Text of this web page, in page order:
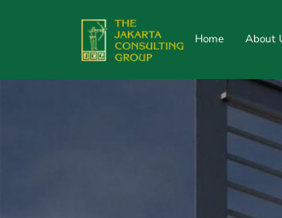
Home About